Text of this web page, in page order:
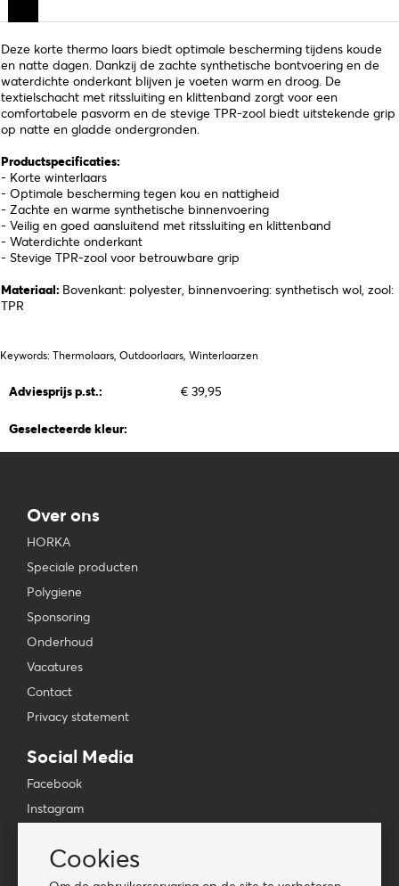
Cookies
Deze korte thermo laars biedt optimale bescherming tijdens koude
en natte dagen. Dankzij de zachte synthetische bontvoering en de
waterdichte onderkant blijven je voeten warm en droog. De
textielschacht met ritssluiting en klittenband zorgt voor een
comfortabele pasvorm en de stevige TPR-zool biedt uitstekende grip
op natte en gladde ondergronden.
Productspecificaties:
- Korte winterlaars
- Optimale bescherming tegen kou en nattigheid
- Zachte en warme synthetische binnenvoering
- Veilig en goed aansluitend met ritssluiting en klittenband
- Waterdichte onderkant
- Stevige TPR-zool voor betrouwbare grip
Materiaal: Bovenkant: polyester, binnenvoering: synthetisch wol, zool:
TPR
Keywords: Thermolaars, Outdoorlaars, Winterlaarzen
Adviesprijs p.st.: € 39,95
Geselecteerde kleur:
Over ons
HORKA
Speciale producten
Polygiene
Sponsoring
Onderhoud
Vacatures
Contact
Privacy statement
Social Media
Facebook
Instagram
TikTok